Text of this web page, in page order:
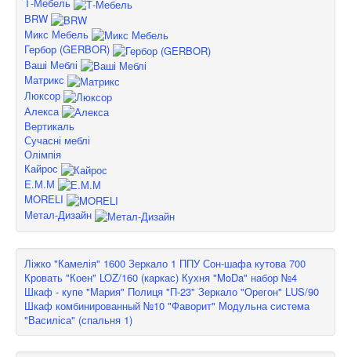
Т-Мебель
BRW
Микс Мебель
Гербор (GERBOR)
Ваші Меблі
Матрикс
Люксор
Алекса
Вертикаль
Сучасні меблі
Олімпія
Кайрос
Е.М.М
MORELI
Метал-Дизайн
Ліжко "Камелія" 1600 Зеркало 1 ППУ Сон-шафа кутова 700
Кровать "Коен" LOZ/160 (каркас) Кухня "MoDa" набор №4
Шкаф - купе "Мария" Полиця "П-23" Зеркало "Орегон" LUS/90
Шкаф комбинированный №10 "Фаворит" Модульна система
"Василіса" (спальня 1)